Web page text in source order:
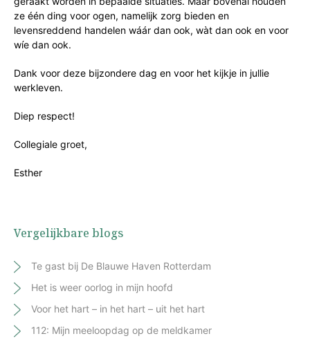
ze één ding voor ogen, namelijk zorg bieden en
levensreddend handelen wáár dan ook, wàt dan ook en voor
wíe dan ook.
Dank voor deze bijzondere dag en voor het kijkje in jullie
werkleven.
Diep respect!
Collegiale groet,
Esther
Vergelijkbare blogs
Te gast bij De Blauwe Haven Rotterdam
Het is weer oorlog in mijn hoofd
Voor het hart – in het hart – uit het hart
112: Mijn meeloopdag op de meldkamer